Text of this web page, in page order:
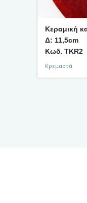
Κεραμική
Δ: 11,5cm
Κωδ. TKR2
Κρεμαστά